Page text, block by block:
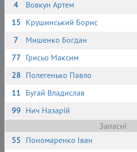
4
Вовкун Артем
15 Крушинський Борис
7
Мишенко Богдан
77 Грисьо Максим
28 Полегенько Павло
11 Бугай Владислав
99 Нич Назарій
Запасні
55 Пономаренко Іван